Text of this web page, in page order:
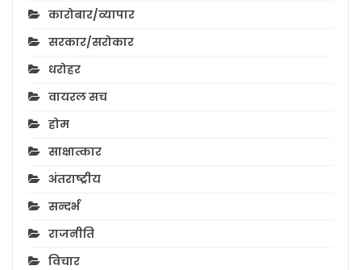
कारोबार/व्यापार
सरकार/सरोकार
धरोहर
वायरल सच
होम
साक्षात्कार
अंतराष्ट्रीय
सन्दर्भ
राजनीति
विचार